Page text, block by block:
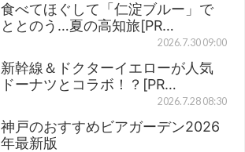
食べてほぐして「仁淀ブルー」で
ととのう…夏の高知旅[PR…
2026.7.30 09:00
新幹線＆ドクターイエローが人気
ドーナツとコラボ！？[PR…
2026.7.28 08:30
神戸のおすすめビアガーデン2026
年最新版